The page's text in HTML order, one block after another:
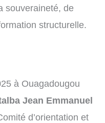
souveraineté, de
structurelle.
à Ouagadougou
Jean Emmanuel
d’orientation et